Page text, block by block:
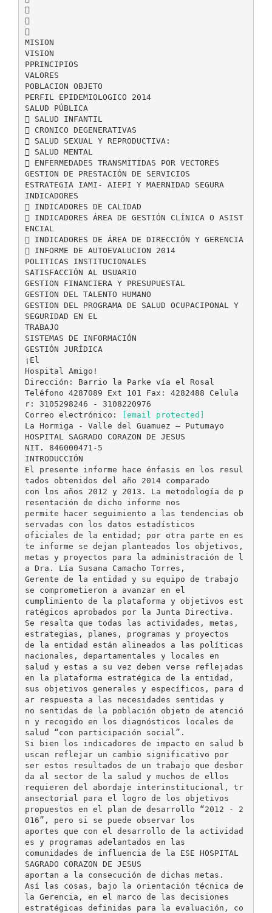



MISION
VISION
PPRINCIPIOS
VALORES
POBLACION OBJETO
PERFIL EPIDEMIOLOGICO 2014
SALUD PÚBLICA
 SALUD INFANTIL
 CRONICO DEGENERATIVAS
 SALUD SEXUAL Y REPRODUCTIVA:
 SALUD MENTAL
 ENFERMEDADES TRANSMITIDAS POR VECTORES
GESTION DE PRESTACIÓN DE SERVICIOS
ESTRATEGIA IAMI- AIEPI Y MAERNIDAD SEGURA
INDICADORES
 INDICADORES DE CALIDAD
 INDICADORES ÁREA DE GESTIÓN CLÍNICA O ASIST
ENCIAL
 INDICADORES DE ÁREA DE DIRECCIÓN Y GERENCIA
 INFORME DE AUTOEVALUCION 2014
POLITICAS INSTITUCIONALES
SATISFACCIÓN AL USUARIO
GESTION FINANCIERA Y PRESUPUESTAL
GESTION DEL TALENTO HUMANO
GESTION DEL PROGRAMA DE SALUD OCUPACIPONAL Y
SEGURIDAD EN EL
TRABAJO
SISTEMAS DE INFORMACIÓN
GESTIÓN JURÍDICA
¡El
Hospital Amigo!
Dirección: Barrio la Parke vía el Rosal
Teléfono 4287089 Ext 101 Fax: 4282488 Celula
r: 3105298246 - 3108220976
Correo electrónico:
[email protected]
La Hormiga - Valle del Guamuez – Putumayo
HOSPITAL SAGRADO CORAZON DE JESUS
NIT. 846000471-5
INTRODUCCIÓN
El presente informe hace énfasis en los resul
tados obtenidos del año 2014 comparado
con los años 2012 y 2013. La metodología de p
resentación de dicho informe nos
permite hacer seguimiento a las tendencias ob
servadas con los datos estadísticos
oficiales de la entidad; por otra parte en es
te informe se dejan planteados los objetivos,
metas y proyectos para la administración de l
a Dra. Lía Susana Camacho Torres,
Gerente de la entidad y su equipo de trabajo
se comprometieron a avanzar en el
cumplimiento de la plataforma y objetivos est
ratégicos aprobados por la Junta Directiva.
Se resalta que todas las actividades, metas,
estrategias, planes, programas y proyectos
de la entidad están alineados a las políticas
nacionales, departamentales y locales en
salud y estas a su vez deben verse reflejadas
en la plataforma estratégica de la entidad,
sus objetivos generales y específicos, para d
ar respuesta a las necesidades sentidas y
no sentidas de la población objeto de atenció
n y recogido en los diagnósticos locales de
salud “con participación social”.
Si bien los indicadores de impacto en salud b
uscan reflejar un cambio significativo por
ser estos resultados de un trabajo que desbor
da al sector de la salud y muchos de ellos
requieren del abordaje interinstitucional, tr
ansectorial para el logro de los objetivos
propuestos en el plan de desarrollo “2012 - 2
016”, pero si se puede observar los
aportes que con el desarrollo de la actividad
es y programas adelantados en las
comunidades de influencia de la ESE HOSPITAL
SAGRADO CORAZON DE JESUS
aportan a la consecución de dichas metas.
Así las cosas, bajo la orientación técnica de
la Gerencia, en el marco de las decisiones
estratégicas definidas para la evaluación, co